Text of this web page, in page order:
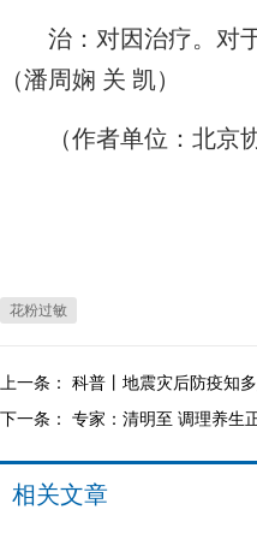
治：对因治疗。对于
（潘周娴 关 凯）
（作者单位：北京协
花粉过敏
上一条： 科普丨地震灾后防疫知
下一条： 专家：清明至 调理养生
相关文章